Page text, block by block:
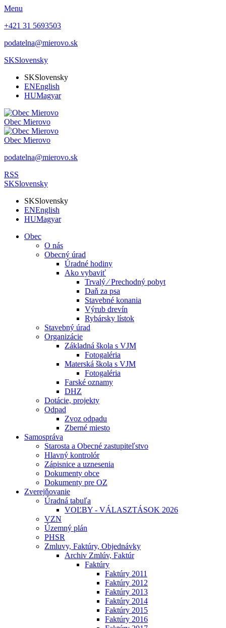
Menu
+421 31 5693503
podatelna@mierovo.sk
SKSlovensky
SKSlovensky
ENEnglish
HUMagyar
Obec Mierovo
Obec Mierovo
podatelna@mierovo.sk
RSS
SKSlovensky
SKSlovensky
ENEnglish
HUMagyar
Obec
O nás
Obecný úrad
Úradné hodiny
Ako vybaviť
Trvalý ⁄ Prechodný pobyt
Daň za psa
Stavebné konania
Výrub drevín
Rybársky lístok
Stavebný úrad
Organizácie
Základná škola s VJM
Fotogaléria
Materská škola s VJM
Fotogaléria
Farské oznamy
DHZ
Dotácie, projekty
Odpad
Zvoz odpadu
Zberné miesto
Samospráva
Starosta a Obecné zastupiteľstvo
Hlavný kontrolór
Zápisnice a uznesenia
Dokumenty obce
Dokumenty pre OZ
Zverejňovanie
Úradná tabuľa
VOĽBY - VÁLASZTÁSOK 2026
VZN
Územný plán
PHSR
Zmluvy, Faktúry, Objednávky
Archiv Zmlúv, Faktúr
Faktúry
Faktúry 2011
Faktúry 2012
Faktúry 2013
Faktúry 2014
Faktúry 2015
Faktúry 2016